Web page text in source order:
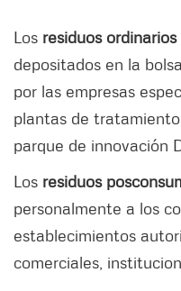
Los residuos ordinarios
depositados en la
por las empresas
plantas de
parque de innovación
Los residuos
personalmente a los
establecimientos
comerciales,